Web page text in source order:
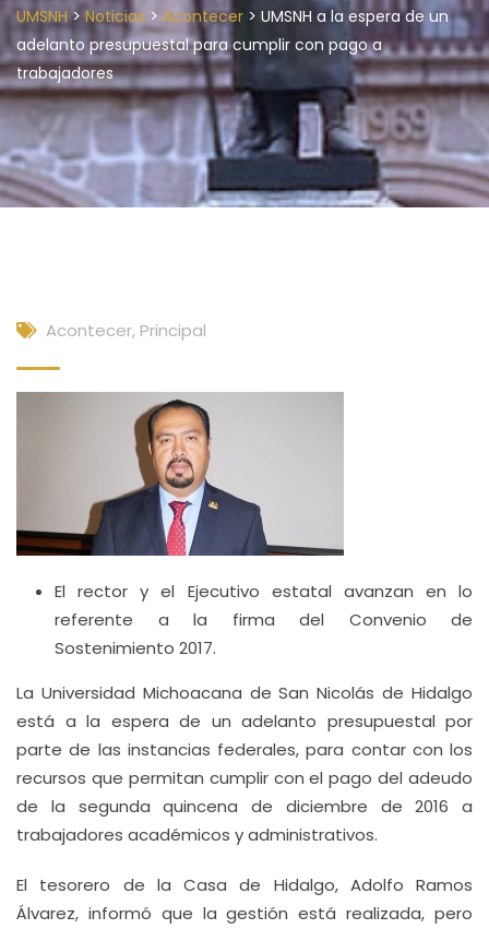
UMSNH> Noticias > Acontecer > UMSNH a la espera de un
adelanto presupuestal para cumplir con pago a
trabajadores
Acontecer, Principal
El rector y el Ejecutivo estatal avanzan en lo
referente a la firma del Convenio de
Sostenimiento 2017.
La Universidad Michoacana de San Nicolás de Hidalgo
está a la espera de un adelanto presupuestal por
parte de las instancias federales, para contar con los
recursos que permitan cumplir con el pago del adeudo
de la segunda quincena de diciembre de 2016 a
trabajadores académicos y administrativos.
El tesorero de la Casa de Hidalgo, Adolfo Ramos
Álvarez, informó que la gestión está realizada, pero